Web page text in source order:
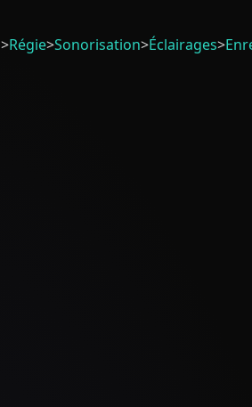
>Régie>Sonorisation>Éclairages>